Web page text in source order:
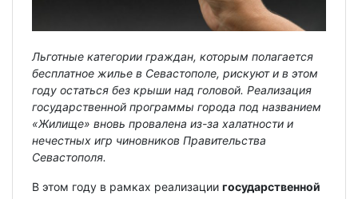
Льготные категории граждан, которым полагается
бесплатное жилье в Севастополе, рискуют и в этом
году остаться без крыши над головой. Реализация
государственной программы города под названием
«Жилище» вновь провалена из-за халатности и
нечестных игр чиновников Правительства
Севастополя.
В этом году в рамках реализации государственной